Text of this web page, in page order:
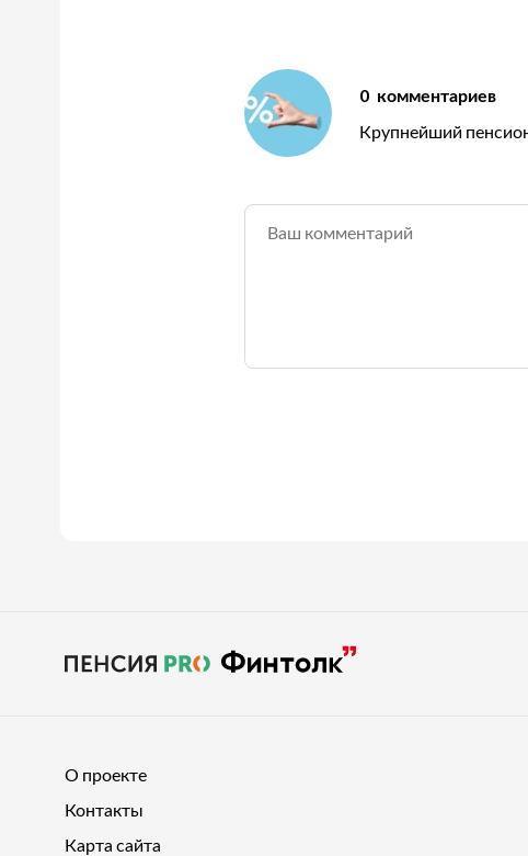
0 комментариев
Крупнейший
О проекте
Контакты
Карта сайта